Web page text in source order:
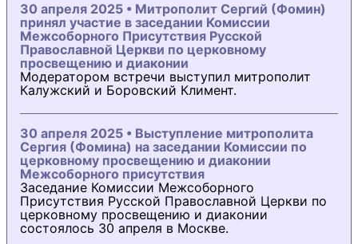
30 апреля 2025 • Митрополит Сергий (Фомин)
принял участие в заседании Комиссии
Межсоборного Присутствия Русской
Православной Церкви по церковному
просвещению и диаконии
Модератором встречи выступил митрополит
Калужский и Боровский Климент.
30 апреля 2025 • Выступление митрополита
Сергия (Фомина) на заседании Комиссии по
церковному просвещению и диаконии
Межсоборного присутствия
Заседание Комиссии Межсоборного
Присутствия Русской Православной Церкви по
церковному просвещению и диаконии
состоялось 30 апреля в Москве.